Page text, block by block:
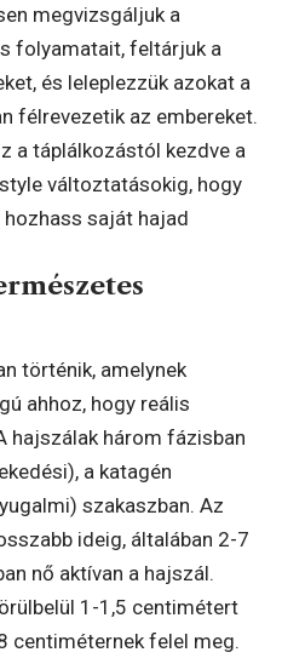
megvizsgáljuk a
folyamatait, feltárjuk a
és leleplezzük azokat a
félrevezetik az embereket.
a táplálkozástól kezdve a
változtatásokig, hogy
saját hajad
történik, amelynek
ahhoz, hogy reális
hajszálak három fázisban
a katagén
szakaszban. Az
ideig, általában 2-7
nő aktívan a hajszál.
1-1,5 centimétert
centiméternek felel meg.